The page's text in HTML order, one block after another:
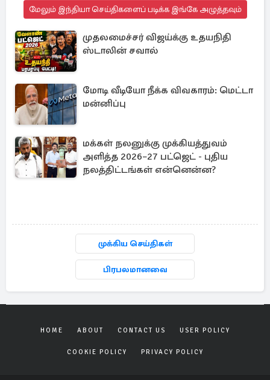
மேலும் இந்தியா செய்திகளைப் படிக்க இங்கே அழுத்தவும்
முதலமைச்சர் விஜய்க்கு உதயநிதி
ஸ்டாலின் சவால்
மோடி வீடியோ நீக்க விவகாரம்: மெட்டா
மன்னிப்பு
மக்கள் நலனுக்கு முக்கியத்துவம்
அளித்த 2026–27 பட்ஜெட் - புதிய
நலத்திட்டங்கள் என்னென்ன?
முக்கிய செய்திகள்
பிரபலமானவை
HOME ABOUT CONTACT US USER POLICY
COOKIE POLICY PRIVACY POLICY